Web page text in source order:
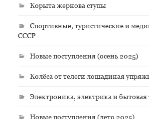
Корыта жернова ступы
Спортивные, туристические и
СССР
Новые поступления (осень 2025)
Колёса от телеги лошадиная
Электроника, электрика и
Новые поступления (лето 2025)